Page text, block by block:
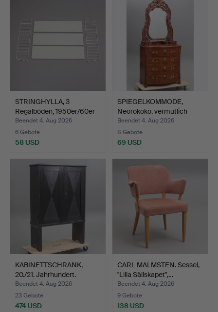
STRINGHYLLA, 3
Regalböden, 1950er/60er
Jah…
Beendet 4. Aug 2026
6 Gebote
58 USD
SPIEGELKOMMODE,
Neorokoko, vermutlich
Lind…
Beendet 4. Aug 2026
8 Gebote
69 USD
KABINETTSCHRANK,
20./21. Jahrhundert.
Beendet 4. Aug 2026
23 Gebote
474 USD
CARL MALMSTEN. Sessel,
"Lilla Sällskapet",…
Beendet 4. Aug 2026
9 Gebote
138 USD